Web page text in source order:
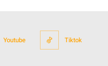
Youtube Tiktok